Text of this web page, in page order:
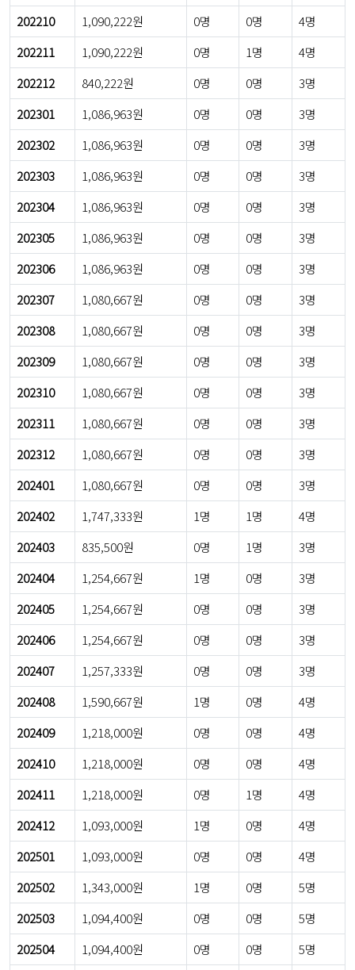
202210
1,090,222원 0명 0명
4명
202211
1,090,222원 0명 1명
4명
202212
840,222원 0명 0명
3명
202301
1,086,963원 0명 0명
3명
202302
1,086,963원 0명 0명
3명
202303
1,086,963원 0명 0명
3명
202304
1,086,963원 0명 0명
3명
202305
1,086,963원 0명 0명
3명
202306
1,086,963원 0명 0명
3명
202307
1,080,667원 0명 0명
3명
202308
1,080,667원 0명 0명
3명
202309
1,080,667원 0명 0명
3명
202310
1,080,667원 0명 0명
3명
202311
1,080,667원 0명 0명
3명
202312
1,080,667원 0명 0명
3명
202401
1,080,667원 0명 0명
3명
202402
1,747,333원 1명 1명
4명
202403
835,500원 0명 1명
3명
202404
1,254,667원 1명 0명
3명
202405
1,254,667원 0명 0명
3명
202406
1,254,667원 0명 0명
3명
202407
1,257,333원 0명 0명
3명
202408
1,590,667원 1명 0명
4명
202409
1,218,000원 0명 0명
4명
202410
1,218,000원 0명 0명
4명
202411
1,218,000원 0명 1명
4명
202412
1,093,000원 1명 0명
4명
202501
1,093,000원 0명 0명
4명
202502
1,343,000원 1명 0명
5명
202503
1,094,400원 0명 0명
5명
202504
1,094,400원 0명 0명 5명